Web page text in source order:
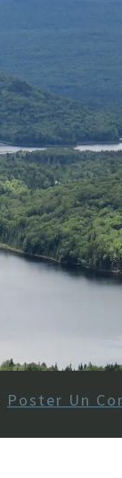
Poster Un